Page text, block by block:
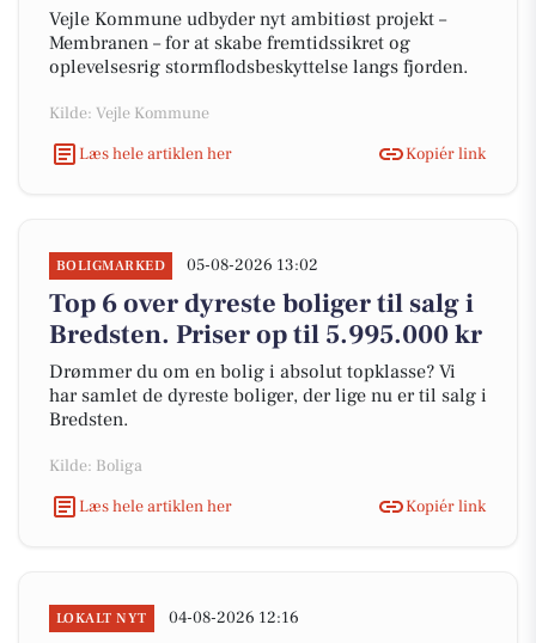
Vejle Kommune udbyder nyt ambitiøst projekt –
Membranen – for at skabe fremtidssikret og
oplevelsesrig stormflodsbeskyttelse langs fjorden.
Kilde: Vejle Kommune
Læs hele artiklen her
Kopiér link
BOLIGMARKED 05-08-2026 13:02
Top 6 over dyreste boliger til salg i
Bredsten. Priser op til 5.995.000 kr
Drømmer du om en bolig i absolut topklasse? Vi
har samlet de dyreste boliger, der lige nu er til salg i
Bredsten.
Kilde: Boliga
Læs hele artiklen her
Kopiér link
LOKALT NYT 04-08-2026 12:16